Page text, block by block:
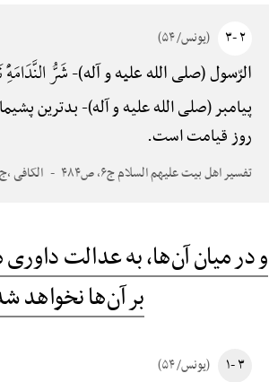
۲ -۳ (یونس/ ۵۴)
الرّسول (صلی الله علیه و آله)-شَرُّ
پیامبر (صلی الله علیه و آله)-بدترین
روز قیامت است.
تفسیر اهل بیت علیهم السلام ج۶، ص۴۸۴ الکافی ،ج ۲،ص ۸۲ / نور الثقلین
و در میان آن‌ها، به عدالت
بر آن‌ها نخواهد
۳ -۱ (یونس/ ۵۴)